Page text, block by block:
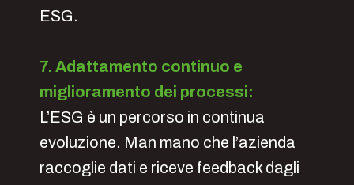
ESG.
7. Adattamento continuo e
miglioramento dei processi:
L’ESG è un percorso in continua
evoluzione. Man mano che l’azienda
raccoglie dati e riceve feedback dagli